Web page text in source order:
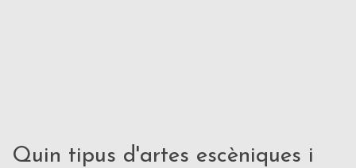
Quin tipus d'artes escèniques i